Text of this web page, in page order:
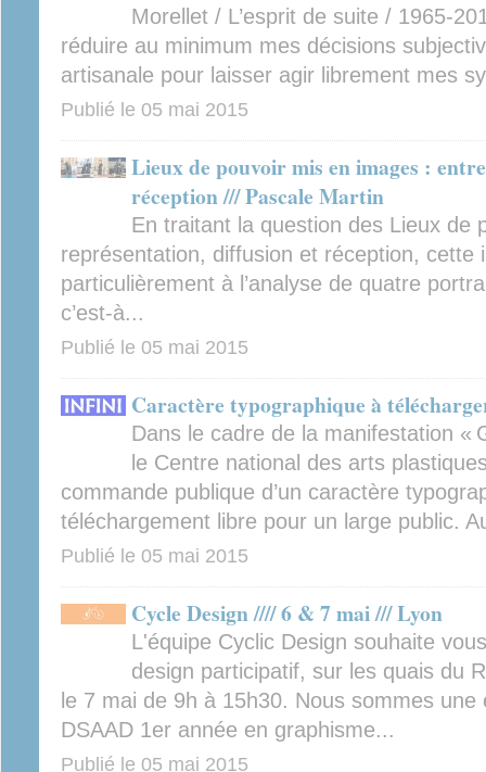
Morellet / L’esprit de suite / 1965-
réduire au minimum mes décisions
artisanale pour laisser agir librement mes
Publié le 05 mai 2015
Lieux de pouvoir mis en images :
réception /// Pascale Martin
En traitant la question des Lieux de
représentation, diffusion et réception, cette
particulièrement à l’analyse de quatre
c’est-à...
Publié le 05 mai 2015
Caractère typographique à
Dans le cadre de la manifestation «
le Centre national des arts
commande publique d’un caractère
téléchargement libre pour un large public.
Publié le 05 mai 2015
Cycle Design //// 6 & 7 mai /// Lyon
L'équipe Cyclic Design souhaite
design participatif, sur les quais du
le 7 mai de 9h à 15h30. Nous sommes
DSAAD 1er année en graphisme...
Publié le 05 mai 2015